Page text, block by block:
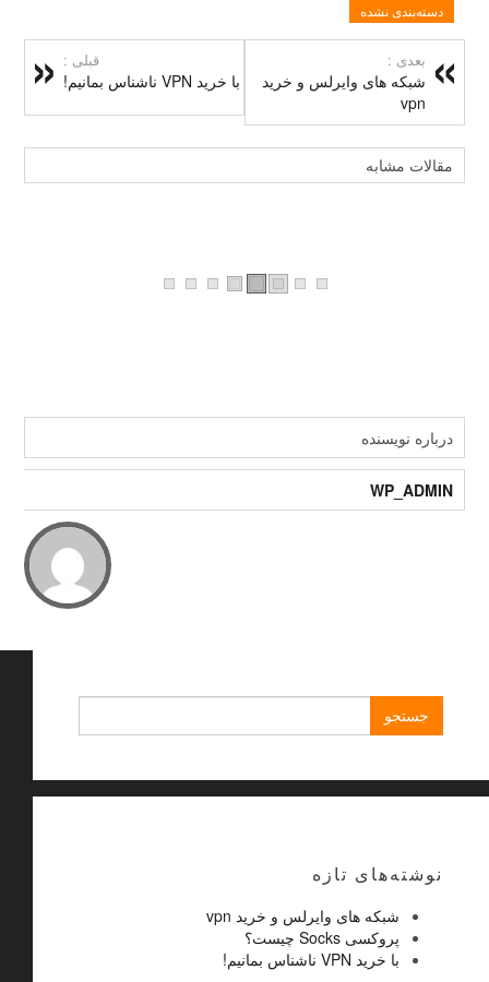
دسته‌بندی نشده
قبلی :
با خرید VPN ناشناس بمانیم!
بعدی :
شبکه های وایرلس و خرید
vpn
مقالات مشابه
درباره نویسنده
WP_ADMIN
برای:
نوشته‌های تازه
شبکه های وایرلس و خرید vpn
پروکسی Socks چیست؟
با خرید VPN ناشناس بمانیم!